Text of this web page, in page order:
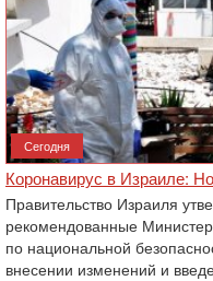
Сегодня
Коронавирус в Израиле:
Правительство Израиля
рекомендованные
по национальной
внесении изменений и